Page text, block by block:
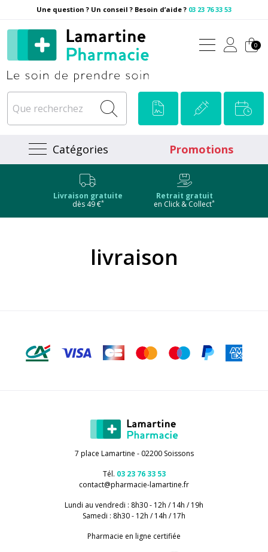
Une question ? Un conseil ? Besoin d’aide ? 03 23 76 33 53
Pharmacie Lamartine
0
Catégories Promotions
Livraison gratuite
dès 49 €*
Retrait gratuit
en Click & Collect*
livraison
7 place Lamartine - 02200 Soissons
Tél. 03 23 76 33 53
contact@pharmacie-lamartine.fr
Lundi au vendredi : 8h30 - 12h / 14h / 19h
Samedi : 8h30 - 12h / 14h / 17h
Pharmacie en ligne certifiée